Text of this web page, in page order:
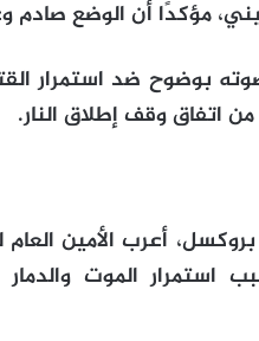
مؤكدًا أن الوضع صادم
بوضوح ضد استمرار
من اتفاق وقف إطلاق النار.
أعرب الأمين العام
استمرار الموت